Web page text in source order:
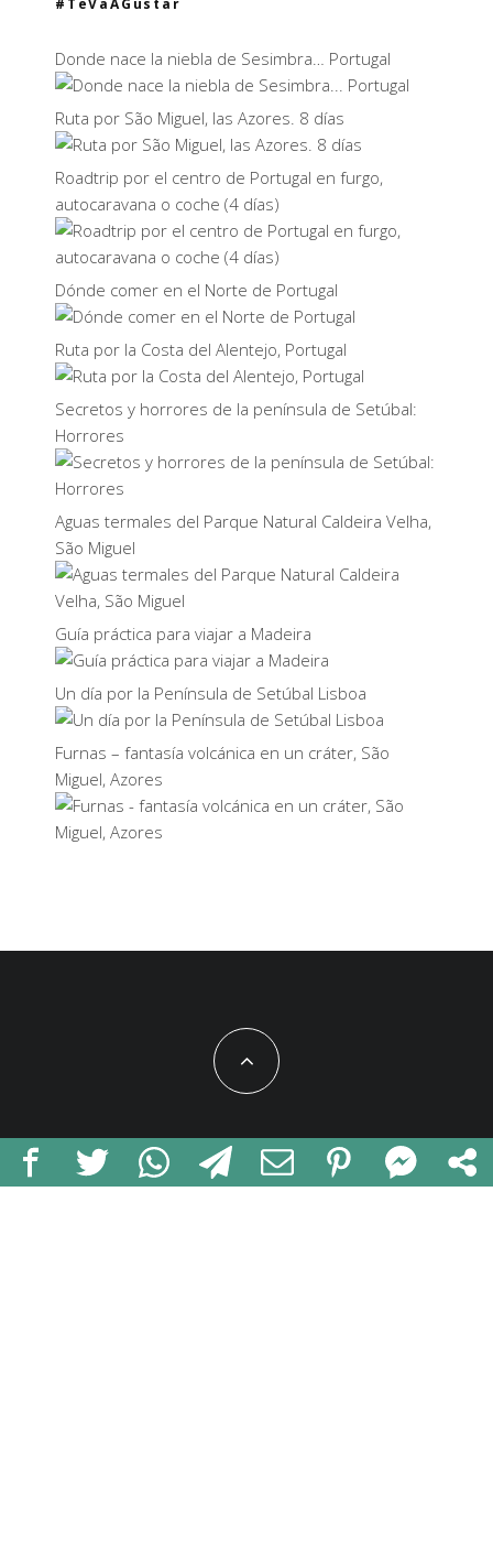
#TeVaAGustar
Donde nace la niebla de Sesimbra… Portugal
Ruta por São Miguel, las Azores. 8 días
Roadtrip por el centro de Portugal en furgo,
autocaravana o coche (4 días)
Dónde comer en el Norte de Portugal
Ruta por la Costa del Alentejo, Portugal
Secretos y horrores de la península de Setúbal:
Horrores
Aguas termales del Parque Natural Caldeira Velha,
São Miguel
Guía práctica para viajar a Madeira
Un día por la Península de Setúbal Lisboa
Furnas – fantasía volcánica en un cráter, São
Miguel, Azores